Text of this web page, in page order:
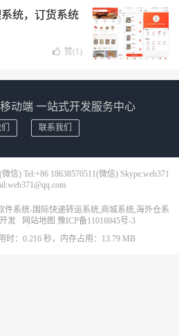
统，订货系统
赞(1)
动端 一站式开发服务中心
联系我们
信) Tel:+86 18638570511(微信) Skype:web371
件系统-国际快递转运系统,商城系统,海外仓系
发
网站地图 豫ICP备11016945号-3
时：0.216 秒，内存占用：13.79 MB